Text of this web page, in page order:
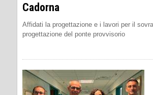
Cadorna
Affidati la progettazione e i lavori per il
progettazione del ponte provvisorio